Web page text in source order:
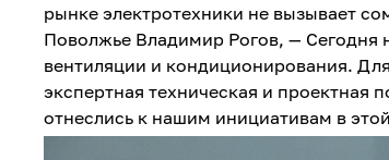
рынке электротехники не вызывает
Поволжье Владимир Рогов, — Сегодня
вентиляции и кондиционирования.
экспертная техническая и
отнеслись к нашим инициативам в